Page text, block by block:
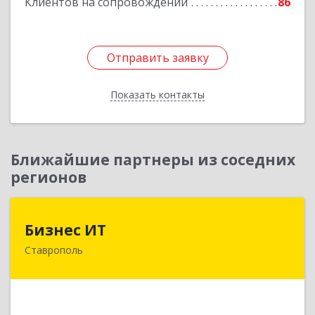
Отправить заявку
Показать контакты
Отправить заявку
Назад
Ближайшие партнеры из соседних
регионов
Бизнес ИТ
Ставрополь
355035, Ставропольский край, Ставрополь г, 1